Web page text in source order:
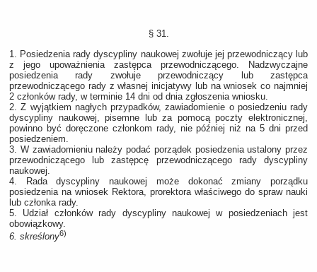
§ 31.
1. Posiedzenia rady dyscypliny naukowej zwołuje jej przewodniczący lub
z jego upoważnienia zastępca przewodniczącego. Nadzwyczajne
posiedzenia rady zwołuje przewodniczący lub zastępca
przewodniczącego rady z własnej inicjatywy lub na wniosek co najmniej
2 członków rady, w terminie 14 dni od dnia zgłoszenia wniosku.
2. Z wyjątkiem nagłych przypadków, zawiadomienie o posiedzeniu rady
dyscypliny naukowej, pisemne lub za pomocą poczty elektronicznej,
powinno być doręczone członkom rady, nie później niż na 5 dni przed
posiedzeniem.
3. W zawiadomieniu należy podać porządek posiedzenia ustalony przez
przewodniczącego lub zastępcę przewodniczącego rady dyscypliny
naukowej.
4. Rada dyscypliny naukowej może dokonać zmiany porządku
posiedzenia na wniosek Rektora, prorektora właściwego do spraw nauki
lub członka rady.
5. Udział członków rady dyscypliny naukowej w posiedzeniach jest
obowiązkowy.
6. skreślony6)